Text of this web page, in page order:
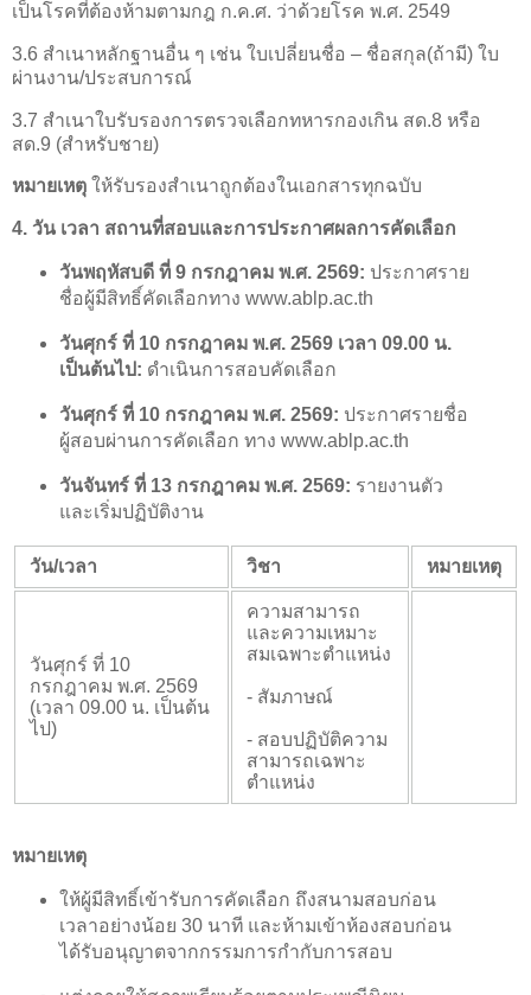
เป็นโรคที่ต้องห้ามตามกฎ ก.ค.ศ. ว่าด้วยโรค พ.ศ. 2549
3.6 สำเนาหลักฐานอื่น ๆ เช่น ใบเปลี่ยนชื่อ – ชื่อสกุล(ถ้ามี) ใบ
ผ่านงาน/ประสบการณ์
3.7 สำเนาใบรับรองการตรวจเลือกทหารกองเกิน สด.8 หรือ
สด.9 (สำหรับชาย)
หมายเหตุ ให้รับรองสำเนาถูกต้องในเอกสารทุกฉบับ
4. วัน เวลา สถานที่สอบและการประกาศผลการคัดเลือก
วันพฤหัสบดี ที่ 9 กรกฎาคม พ.ศ. 2569: ประกาศราย
ชื่อผู้มีสิทธิ์คัดเลือกทาง www.ablp.ac.th
วันศุกร์ ที่ 10 กรกฎาคม พ.ศ. 2569 เวลา 09.00 น.
เป็นต้นไป: ดำเนินการสอบคัดเลือก
วันศุกร์ ที่ 10 กรกฎาคม พ.ศ. 2569: ประกาศรายชื่อ
ผู้สอบผ่านการคัดเลือก ทาง www.ablp.ac.th
วันจันทร์ ที่ 13 กรกฎาคม พ.ศ. 2569: รายงานตัว
และเริ่มปฏิบัติงาน
วัน/เวลา วิชา หมายเหตุ
วันศุกร์ ที่ 10
กรกฎาคม พ.ศ. 2569
(เวลา 09.00 น. เป็นต้น
ไป)
ความสามารถ
และความเหมาะ
สมเฉพาะตำแหน่ง
- สัมภาษณ์
- สอบปฏิบัติความ
สามารถเฉพาะ
ตำแหน่ง
หมายเหตุ
ให้ผู้มีสิทธิ์เข้ารับการคัดเลือก ถึงสนามสอบก่อน
เวลาอย่างน้อย 30 นาที และห้ามเข้าห้องสอบก่อน
ได้รับอนุญาตจากกรรมการกำกับการสอบ